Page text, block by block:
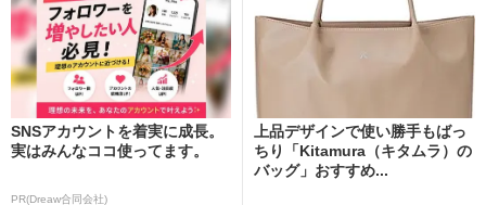
SNSアカウントを着実に成長。
実はみんなココ使ってます。
PR(Dreaw合同会社)
上品デザインで使い勝手もばっ
ちり「Kitamura（キタムラ）の
バッグ」おすすめ...